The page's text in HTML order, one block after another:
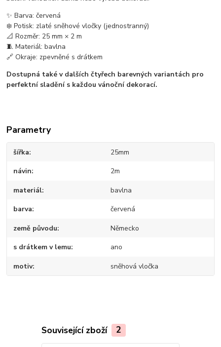
✨ Barva: červená
❄️ Potisk: zlaté sněhové vločky (jednostranný)
📐 Rozměr: 25 mm × 2 m
🧵 Materiál: bavlna
🔗 Okraje: zpevněné s drátkem
Dostupná také v dalších čtyřech barevných variantách pro
perfektní sladění s každou vánoční dekorací.
Parametry
šířka 25mm
návin 2m
materiál bavlna
barva červená
země původu Německo
s drátkem v lemu ano
motiv sněhová vločka
Související zboží 2